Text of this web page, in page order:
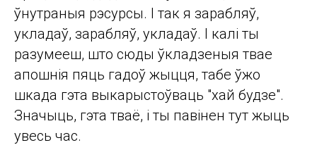
ўнутраныя рэсурсы. І так я зарабляў,
укладаў, зарабляў, укладаў. І калі ты
разумееш, што сюды ўкладзеныя твае
апошнія пяць гадоў жыцця, табе ўжо
шкада гэта выкарыстоўваць "хай будзе".
Значыць, гэта тваё, і ты павінен тут жыць
увесь час.